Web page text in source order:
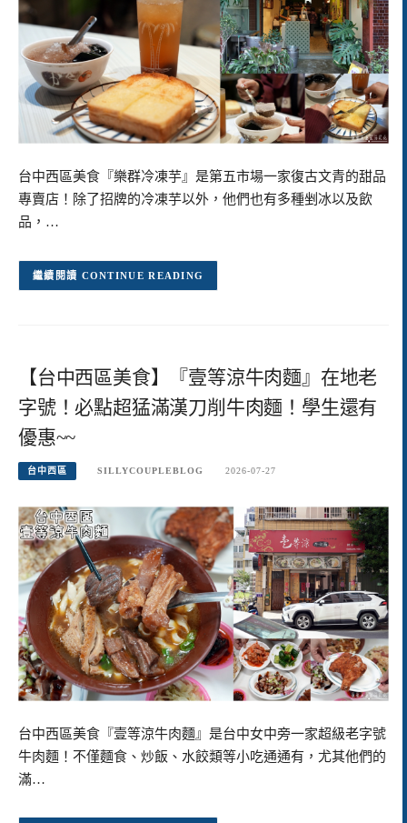
台中西區美食『樂群冷凍芋』是第五市場一家復古文青的甜品
專賣店！除了招牌的冷凍芋以外，他們也有多種剉冰以及飲
品，…
CONTINUE READING
【台中西區美食】『壹等涼牛肉麵』在地老
字號！必點超猛滿漢刀削牛肉麵！學生還有
優惠~~
台中西區 SILLYCOUPLEBLOG 2026-07-27
台中西區美食『壹等涼牛肉麵』是台中女中旁一家超級老字號
牛肉麵！不僅麵食、炒飯、水餃類等小吃通通有，尤其他們的
滿…